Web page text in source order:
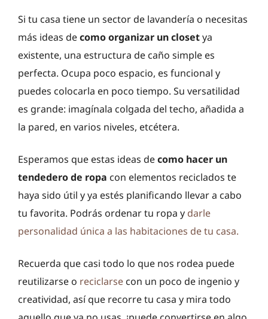
Si tu casa tiene un sector de lavandería o necesitas
más ideas decomo organizar un closetya
existente, una estructura de caño simple es
perfecta. Ocupa poco espacio, es funcional y
puedes colocarla en poco tiempo. Su versatilidad
es grande: imagínala colgada del techo, añadida a
la pared, en varios niveles, etcétera.
Esperamos que estas ideas decomo hacer un
tendedero de ropa con elementos reciclados te
haya sido útil y ya estés planificando llevar a cabo
tu favorita. Podrás ordenar tu ropa y darle
personalidad única a las habitaciones de tu casa.
Recuerda que casi todo lo que nos rodea puede
reutilizarse o reciclarse con un poco de ingenio y
creatividad, así que recorre tu casa y mira todo